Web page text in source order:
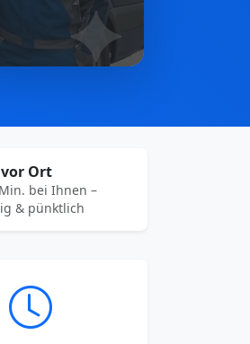
vor Ort
bei Ihnen –
& pünktlich